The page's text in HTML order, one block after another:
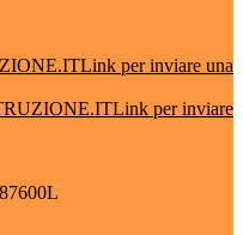
Link per inviare una
Link per inviare